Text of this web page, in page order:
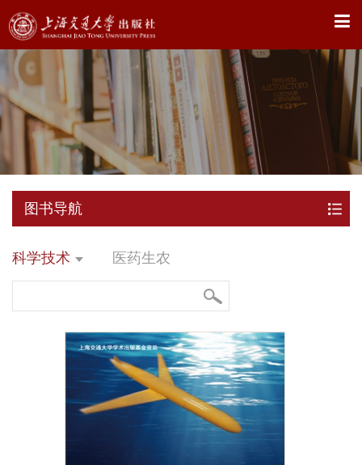
X
图书导航
科学技术 医药生农